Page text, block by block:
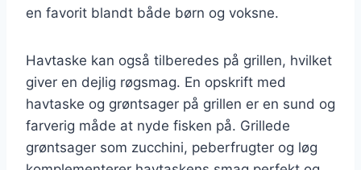
en favorit blandt både børn og voksne.
Havtaske kan også tilberedes på grillen, hvilket
giver en dejlig røgsmag. En opskrift med
havtaske og grøntsager på grillen er en sund og
farverig måde at nyde fisken på. Grillede
grøntsager som zucchini, peberfrugter og løg